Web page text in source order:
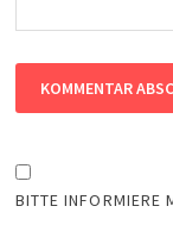
BITTE INFORMIERE